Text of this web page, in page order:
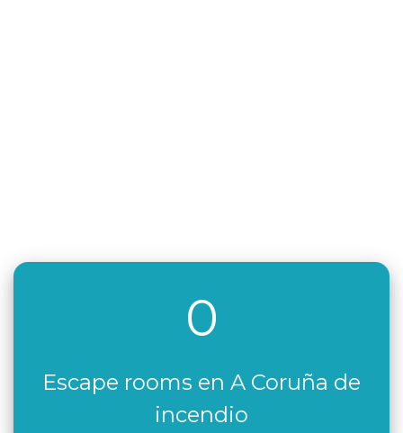
0
Escape rooms en A Coruña de
incendio